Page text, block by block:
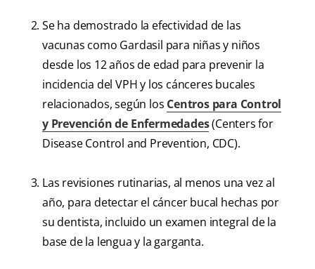
Se ha demostrado la efectividad de las
vacunas como Gardasil para niñas y niños
desde los 12 años de edad para prevenir la
incidencia del VPH y los cánceres bucales
relacionados, según los Centros para Control
y Prevención de Enfermedades(Centers for
Disease Control and Prevention, CDC).
Las revisiones rutinarias, al menos una vez al
año, para detectar el cáncer bucal hechas por
su dentista, incluido un examen integral de la
base de la lengua y la garganta.